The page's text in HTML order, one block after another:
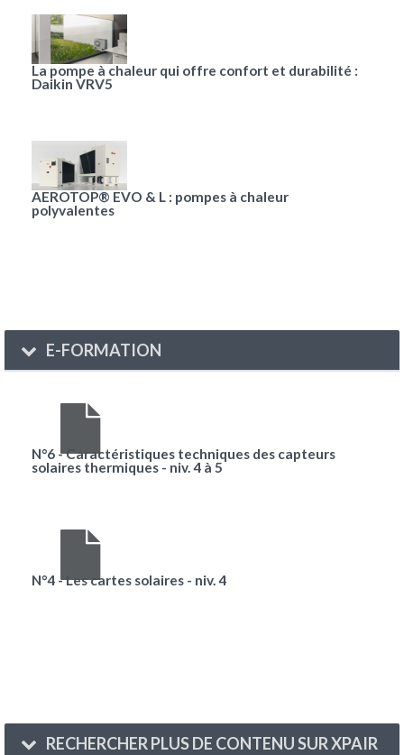
La pompe à chaleur qui offre confort et durabilité :
Daikin VRV5
AEROTOP® EVO & L : pompes à chaleur
polyvalentes
E-FORMATION
N°6 - Caractéristiques techniques des capteurs
solaires thermiques - niv. 4 à 5
N°4 - Les cartes solaires - niv. 4
RECHERCHER PLUS DE CONTENU SUR XPAIR